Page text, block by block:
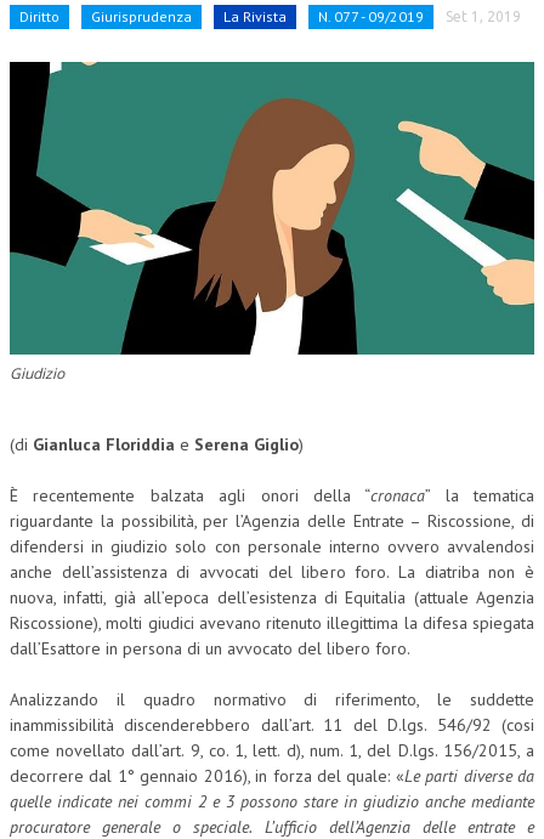
PRASSI
AMMINISTRATIVA
EUROPEA
COSTITUZIONALE
TRIBUTARIA
CORSI ENTI TERZI
PUBBLICAZIONI
BOLLETTINO FINANZIAMENTI
DOCUMENTI
MANUALI E MONOGRAFIE
TESI DI LAUREA
Diritto Giurisprudenza La Rivista N. 077 - 09/2019 Set 1, 2019
Giudizio
(di Gianluca Floriddia e Serena Giglio)
È recentemente balzata agli onori della “cronaca” la tematica
riguardante la possibilità, per l’Agenzia delle Entrate – Riscossione, di
difendersi in giudizio solo con personale interno ovvero avvalendosi
anche dell’assistenza di avvocati del libero foro. La diatriba non è
nuova, infatti, già all’epoca dell’esistenza di Equitalia (attuale Agenzia
Riscossione), molti giudici avevano ritenuto illegittima la difesa spiegata
dall’Esattore in persona di un avvocato del libero foro.
Analizzando il quadro normativo di riferimento, le suddette
inammissibilità discenderebbero dall’art. 11 del D.lgs. 546/92 (cosi
come novellato dall’art. 9, co. 1, lett. d), num. 1, del D.lgs. 156/2015, a
decorrere dal 1° gennaio 2016), in forza del quale: «Le parti diverse da
quelle indicate nei commi 2 e 3 possono stare in giudizio anche mediante
procuratore generale o speciale. L’ufficio dell’Agenzia delle entrate e